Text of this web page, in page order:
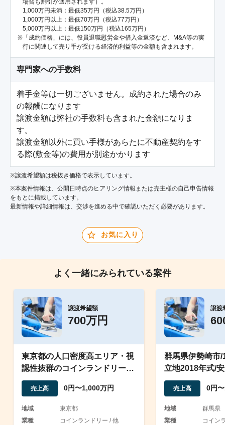
場合も割引が適用されます）。
1,000万円未満：最低35万円（税込38.5万円）
1,000万円以上：最低70万円（税込77万円）
5,000万円以上：最低150万円（税込165万円）
「成約価格」には、役員退職慰労金や借入金返済など、M&A等の実
行に関連して売り手が受ける経済的利益等の金額も含まれます。
専門家への手数料
着手金等は一切ございません。成約された場合のみ
の報酬になります
譲渡金額は弊社の手数料も含まれた金額になりま
す。
譲渡金額以外に買い手様があらたに不動産契約をす
る際(敷金等)の費用が別途かかります
※譲渡希望額は税抜き価格で表示しています。
※本案件情報は、公開日時点のヒアリング情報または売主様の自己申告情報
をもとに掲載しています。
最新情報や詳細情報は、交渉を進める中で確認いただく必要があります。
お気に入り
よく一緒にみられている案件
譲渡希望額
700万円
東京都の人口密度高エリア・視
認性抜群のコインランドリー、
機器自己所有で譲渡
売上高 0円〜1,000万円
地域
東京都
業種
コインランドリー / 他
譲渡
群馬県伊勢崎市
立地2018年式/
ンランドリー
売上高 0円
地域
群馬県
業種
コイン